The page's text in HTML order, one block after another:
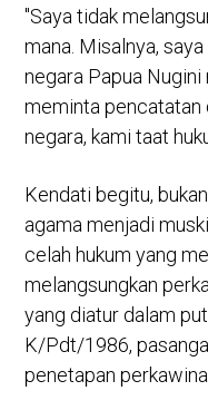
"Saya tidak
mana. Misalnya,
negara Papua Nugini
meminta pencatatan
negara, kami taat
Kendati begitu,
agama menjadi
celah hukum yang
melangsungkan
yang diatur dalam
K/Pdt/1986,
penetapan